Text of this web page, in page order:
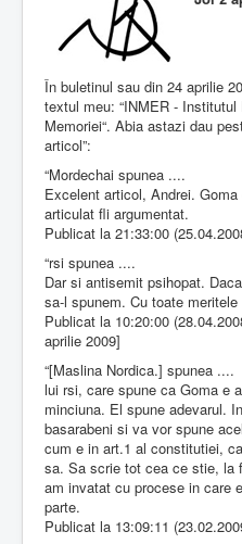
În buletinul sau din 24 aprilie
textul meu: “INMER -
Memoriei“. Abia astazi dau
articol”:
“Mordechai spunea ....
Excelent articol, Andrei.
articulat ﬂi argumentat.
Publicat la 21:33:00
“rsi spunea ....
Dar si antisemit psihopat.
sa-l spunem. Cu toate
Publicat la 10:20:00
aprilie 2009]
“[Maslina Nordica.] spunea ....
lui rsi, care spune ca Goma e
minciuna. El spune adevarul.
basarabeni si va vor spune
cum e in art.1 al constitutiei,
sa. Sa scrie tot cea ce stie, la
am invatat cu procese in care
parte.
Publicat la 13:09:11